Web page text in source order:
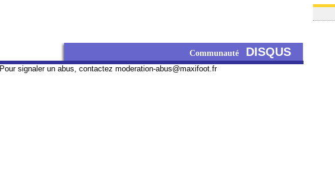
Communauté DISQUS
Pour signaler un abus, contactez moderation-abus@maxifoot.fr
03/08